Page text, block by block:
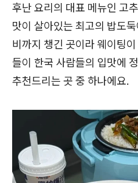
후난 요리의 대표 메뉴인 고
맛이 살아있는 최고의 밥도
비까지 챙긴 곳이라 웨이팅
들이 한국 사람들의 입맛에
추천드리는 곳 중 하나에요.